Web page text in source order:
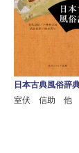
日本古典風俗辞
室伏 信助 他